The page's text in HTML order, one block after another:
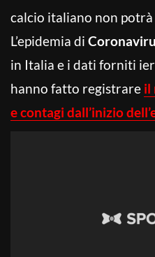
calcio italiano non
L’epidemia di
in Italia e i dati forniti
hanno fatto registrare il
e contagi dall’inizio